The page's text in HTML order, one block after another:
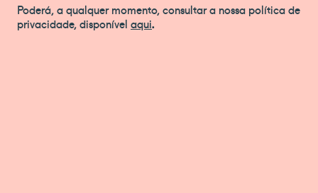
Poderá, a qualquer momento, consultar a nossa política de
privacidade, disponível aqui.